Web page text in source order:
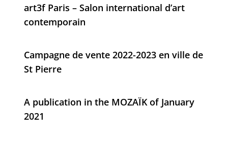
art3f Paris – Salon international d’art
contemporain
Campagne de vente 2022-2023 en ville de
St Pierre
A publication in the MOZAÏK of January
2021